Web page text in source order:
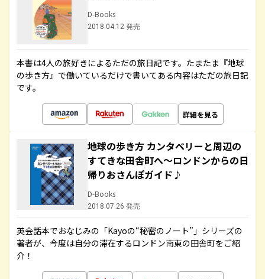
D-Books
2018.04.12 発売
本書は4人の旅好きによるただの旅日記です。たまたま『地球
の歩き方』で働いているだけで書いてある内容はただの旅日記
です。
詳細を見る
地球の歩き方 カンタベリーと周辺の
すてきな田舎町へ～ロンドンからの日
帰りおさんぽガイド♪
D-Books
2018.07.26 発売
英会話本でおなじみの「Kayoの“秘密のノート”」シリーズの
著者が、今度は自分の滞在するロンドン南東の田舎町をご紹
介！